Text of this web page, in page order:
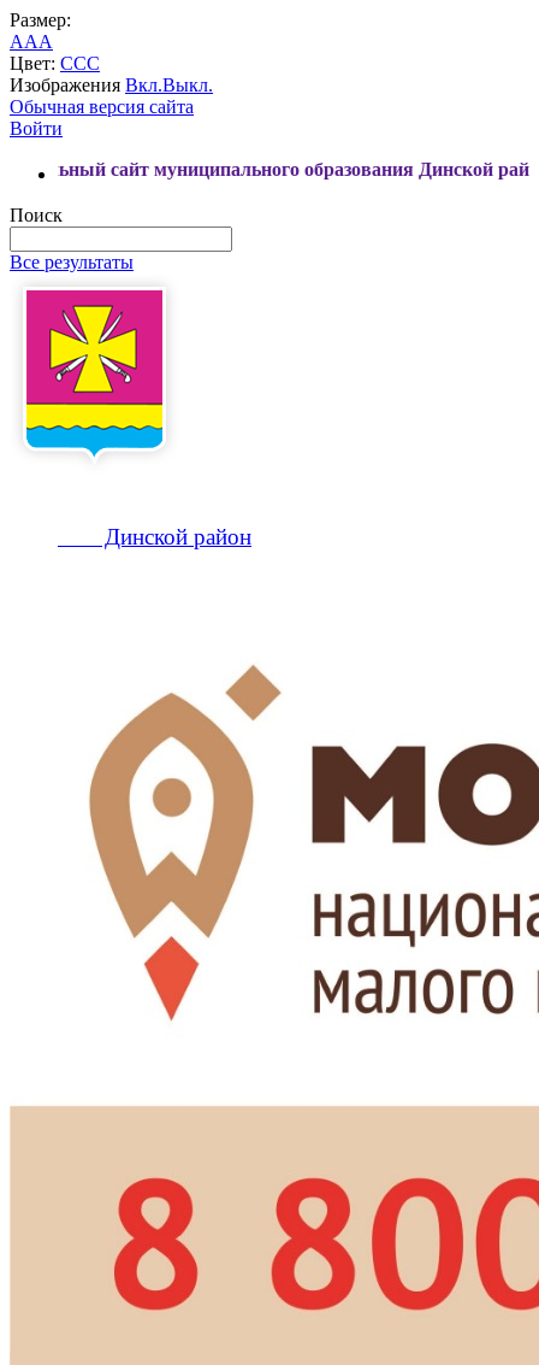
Размер:
AAA
Цвет: CCC
Изображения Вкл.Выкл.
Обычная версия сайта
Войти
образования Динской район
Поиск
Все результаты
Динской район